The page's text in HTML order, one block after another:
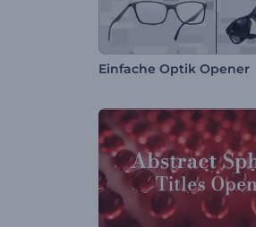
Einfache Optik Opener